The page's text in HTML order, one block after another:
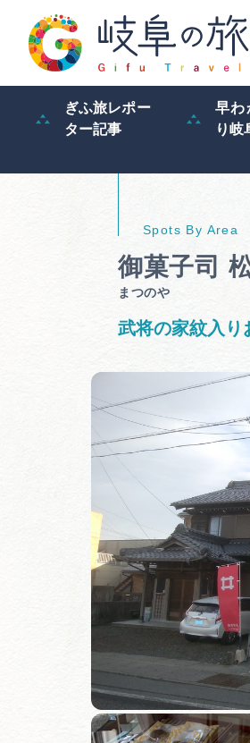
ぎふ旅レポー
ター記事
早わ
り岐
御菓子司
まつのや
武将の家紋入り